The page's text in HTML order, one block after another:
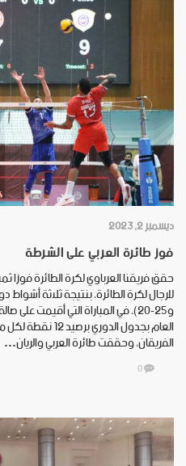
ديسمبر 2, 2023
فوز طائرة العربي على الشرطة
حقق فريقنا العرباوي لكرة الطائرة فوزا
و25-20)، في المباراة التي أقيمت على
الفريقان، وحققت طائرة العربي والريان…
0